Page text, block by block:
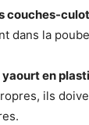
couches-
dans la
yaourt en
ils